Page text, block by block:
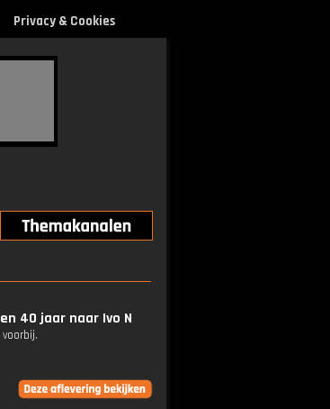
Privacy & Cookies
40 jaar naar Ivo N